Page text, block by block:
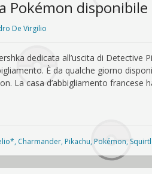
Pokémon disponibile
De Virgilio
dedicata all’uscita di Detective
È da qualche giorno
La casa d’abbigliamento francese
, Charmander, Pikachu, Pokémon,